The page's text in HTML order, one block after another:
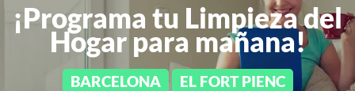
¡Programa tu Limpieza del
Hogar para mañana!
BARCELONA EL FORT PIENC